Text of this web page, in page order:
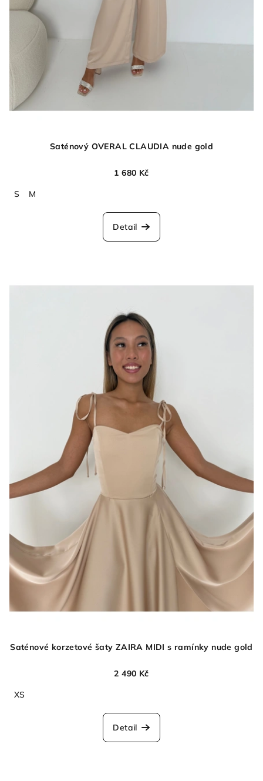
Saténový OVERAL CLAUDIA nude gold
1 680 Kč
S
M
Detail
Saténové korzetové šaty ZAIRA MIDI s ramínky nude gold
2 490 Kč
XS
Detail